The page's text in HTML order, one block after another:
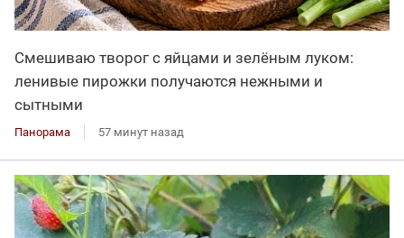
Смешиваю творог с яйцами и зелёным луком:
ленивые пирожки получаются нежными и
сытными
Панорама 57 минут назад